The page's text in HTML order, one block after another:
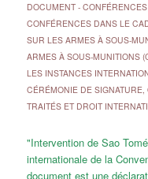
DOCUMENT-
CONFÉRENCES DANS LE
SUR LES ARMES À SOUS-
ARMES À SOUS-MUNITIONS
LES INSTANCES
CÉRÉMONIE DE SIGNATURE,
TRAITÉS ET DROIT
"Intervention de Sao
internationale de la
document est une